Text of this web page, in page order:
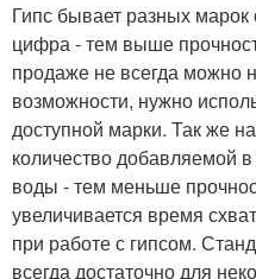
Гипс бывает разных
цифра - тем выше
продаже не всегда можно
возможности, нужно
доступной марки. Так же
количество добавляемой
воды - тем меньше
увеличивается время
при работе с гипсом.
всегда достаточно для